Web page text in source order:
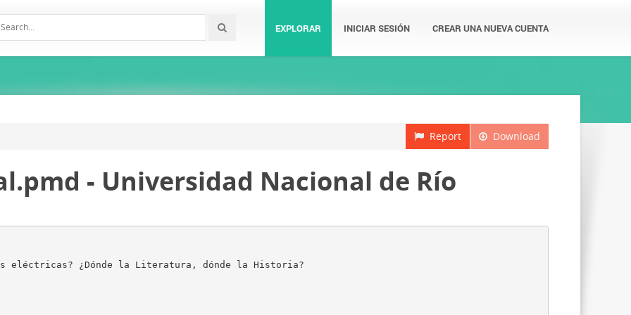
EXPLORAR INICIAR SESIÓN CREAR UNA NUEVA CUENTA
Download
Report
- Universidad Nacional de Río